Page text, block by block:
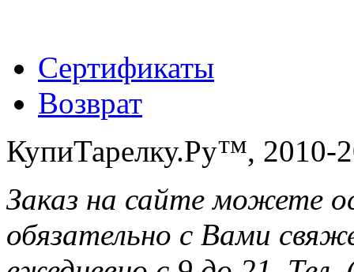
Сертификаты
Возврат
КупиТарелку.Ру™, 2010-
Заказ на сайте можете
обязательно с Вами